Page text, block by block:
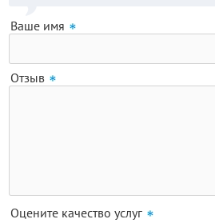
Ваше имя
Отзыв
Оцените качество услуг